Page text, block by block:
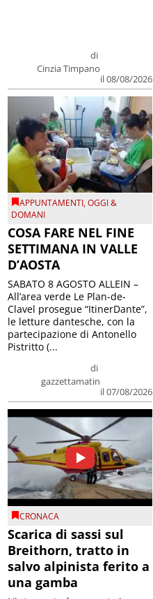
di
Cinzia Timpano
il 08/08/2026
APPUNTAMENTI,OGGI &
DOMANI
COSA FARE NEL FINE
SETTIMANA IN VALLE
D’AOSTA
di
gazzettamatin
il 07/08/2026
SABATO 8 AGOSTO ALLEIN –
All’area verde Le Plan-de-
Clavel prosegue “ItinerDante”,
le letture dantesche, con la
partecipazione di Antonello
Pistritto (...
CRONACA
Scarica di sassi sul
Breithorn, tratto in
salvo alpinista ferito a
una gamba